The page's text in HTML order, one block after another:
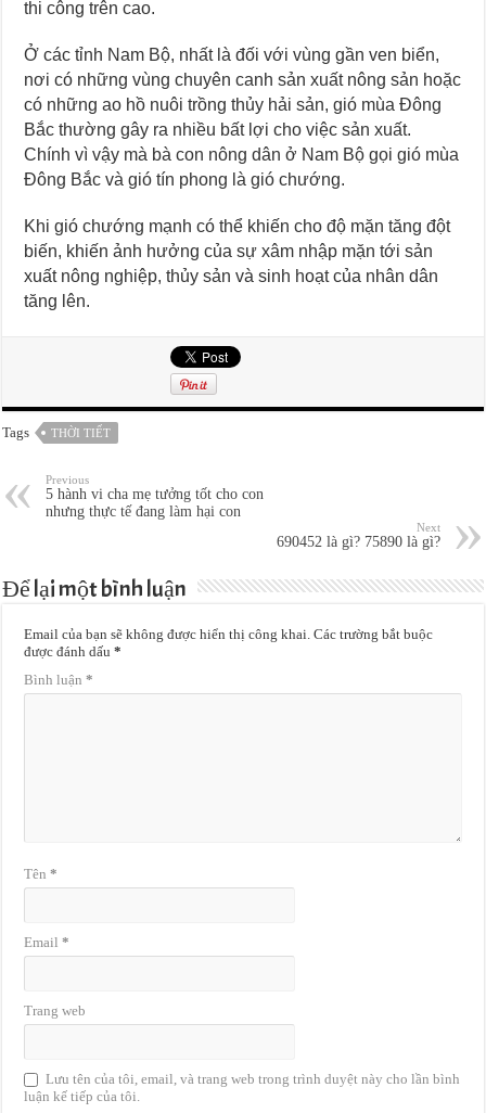
thi công trên cao.
Ở các tỉnh Nam Bộ, nhất là đối với vùng gần ven biển,
nơi có những vùng chuyên canh sản xuất nông sản hoặc
có những ao hồ nuôi trồng thủy hải sản, gió mùa Đông
Bắc thường gây ra nhiều bất lợi cho việc sản xuất.
Chính vì vậy mà bà con nông dân ở Nam Bộ gọi gió mùa
Đông Bắc và gió tín phong là gió chướng.
Khi gió chướng mạnh có thể khiến cho độ mặn tăng đột
biến, khiến ảnh hưởng của sự xâm nhập mặn tới sản
xuất nông nghiệp, thủy sản và sinh hoạt của nhân dân
tăng lên.
Tags THỜI TIẾT
Previous
5 hành vi cha mẹ tưởng tốt cho con
nhưng thực tế đang làm hại con
Next
690452 là gì? 75890 là gì?
Để lại một bình luận
Email của bạn sẽ không được hiển thị công khai. Các trường bắt buộc
được đánh dấu*
Bình luận*
Tên*
Email*
Trang web
Lưu tên của tôi, email, và trang web trong trình duyệt này cho lần bình
luận kế tiếp của tôi.